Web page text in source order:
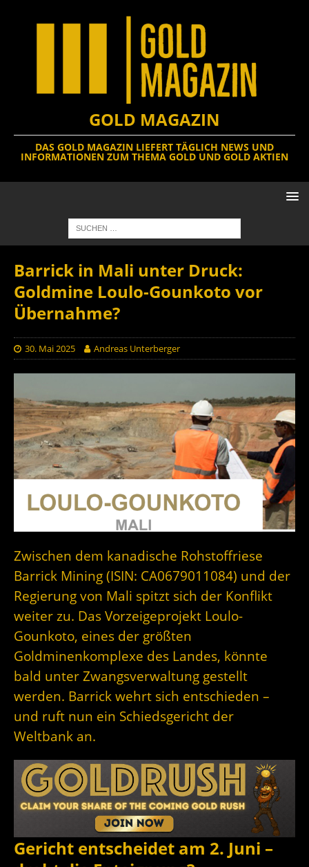
GOLD MAGAZIN
DAS GOLD MAGAZIN LIEFERT TÄGLICH NEWS UND
INFORMATIONEN ZUM THEMA GOLD UND GOLD AKTIEN
Barrick in Mali unter Druck:
Goldmine Loulo-Gounkoto vor
Übernahme?
30. Mai 2025 Andreas Unterberger
Zwischen dem kanadische Rohstoffriese
Barrick Mining (ISIN: CA0679011084) und der
Regierung von Mali spitzt sich der Konflikt
weiter zu. Das Vorzeigeprojekt Loulo-
Gounkoto, eines der größten
Goldminenkomplexe des Landes, könnte
bald unter Zwangsverwaltung gestellt
werden. Barrick wehrt sich entschieden –
und ruft nun ein Schiedsgericht der
Weltbank an.
Gericht entscheidet am 2. Juni –